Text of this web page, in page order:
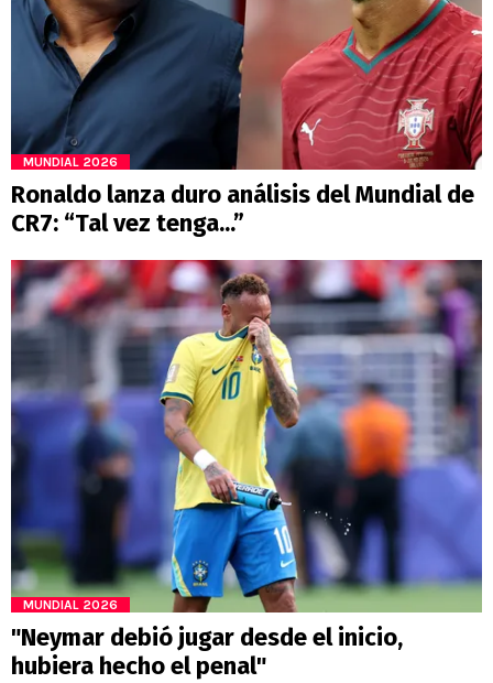
MUNDIAL 2026
Ronaldo lanza duro análisis del Mundial de
CR7: “Tal vez tenga...”
MUNDIAL 2026
"Neymar debió jugar desde el inicio,
hubiera hecho el penal"